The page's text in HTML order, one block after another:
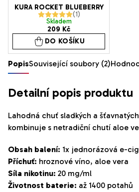
KURA ROCKET BLUEBERRY
Průměrné
hodnocení
produktu
je
5,0
5
Skladem
209 Kč
DO KOŠÍKU
PopisSouvisející soubory (2)
Detailní popis produktu
Lahodná chuť sladkých a
kombinuje s netradiční chutí aloe
Obsah balení: 1x jednorázová e-
Příchuť: hroznové víno, aloe vera
Síla nikotinu: 20 mg/ml
Životnost baterie: až 1400 potahů